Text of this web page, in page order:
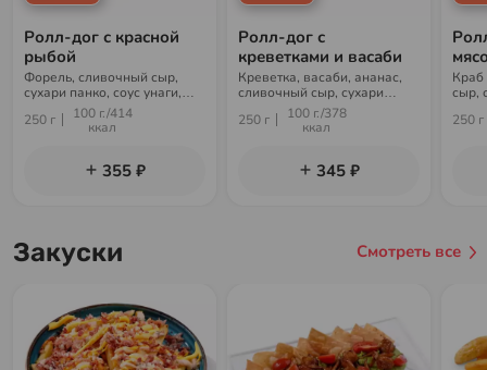
Ролл-дог с красной
рыбой
Форель, сливочный сыр,
сухари панко, соус унаги,
кунжут, рис, нори
250 г
100 г./414
ккал
355 ₽
Ролл-дог с
креветками и васаби
Креветка, васаби, ананас,
сливочный сыр, сухари
панко, соус унаги, кунжут,
рис, нори
250 г
100 г./378
ккал
345 ₽
Краб
сыр,
250 г
Закуски Смотреть все